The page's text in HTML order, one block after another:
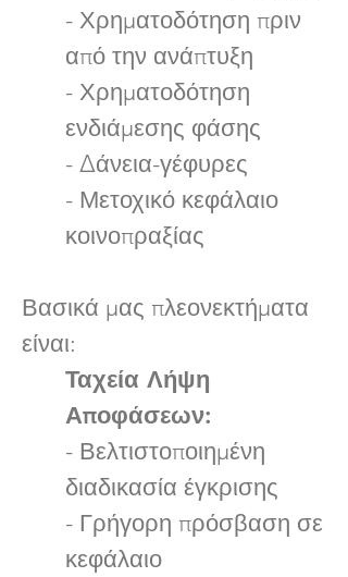
- Χρηματοδότηση πριν
από την ανάπτυξη
- Χρηματοδότηση
ενδιάμεσης φάσης
- Δάνεια-γέφυρες
- Μετοχικό κεφάλαιο
κοινοπραξίας​
Βασικά μας πλεονεκτήματα
είναι:
Ταχεία Λήψη
Αποφάσεων:
- Βελτιστοποιημένη
διαδικασία έγκρισης
- Γρήγορη πρόσβαση σε
κεφάλαιο